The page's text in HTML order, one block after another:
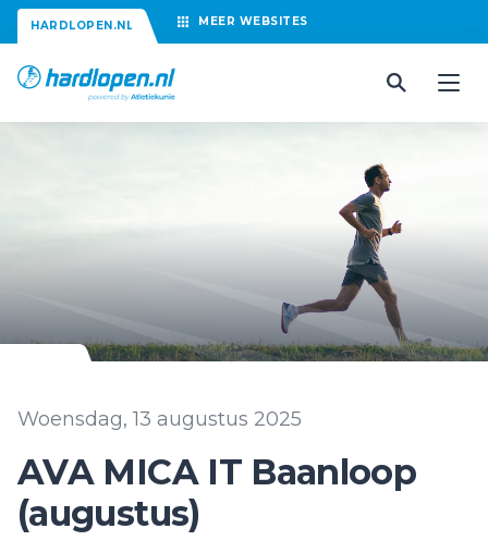
HARDLOPEN.NL MEER WEBSITES
Woensdag, 13 augustus 2025
AVA MICA IT Baanloop
(augustus)